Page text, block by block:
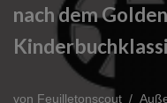
nach dem
von Feuilletonscout